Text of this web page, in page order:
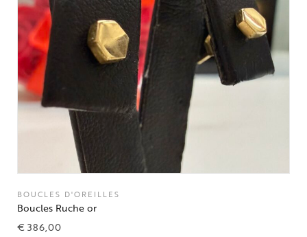
BOUCLES D'OREILLES
Boucles Ruche or
€386,00